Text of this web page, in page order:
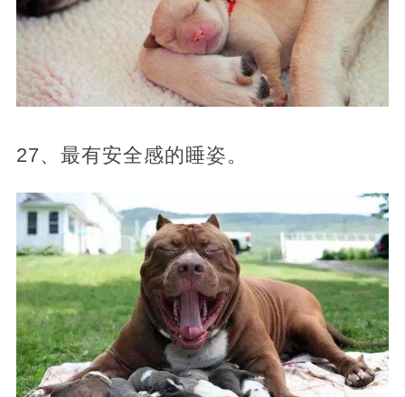
27、最有安全感的睡姿。